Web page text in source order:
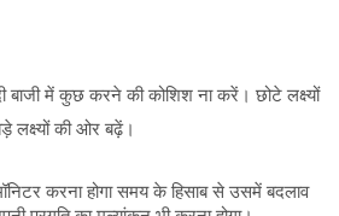
बाजी में कुछ करने की कोशिश ना करें। छोटे लक्ष्यों
की ओर बढ़ें।
करना होगा समय के हिसाब से उसमें बदलाव